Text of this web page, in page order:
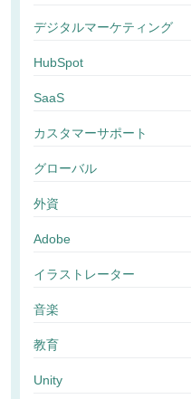
デジタルマーケティング
HubSpot
SaaS
カスタマーサポート
グローバル
外資
Adobe
イラストレーター
音楽
教育
Unity